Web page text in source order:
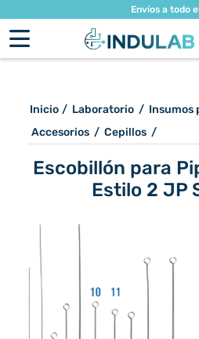
Envíos a todo
Inicio / Laboratorio / Insumos
Accesorios / Cepillos /
Escobillón para
Estilo 2 JP